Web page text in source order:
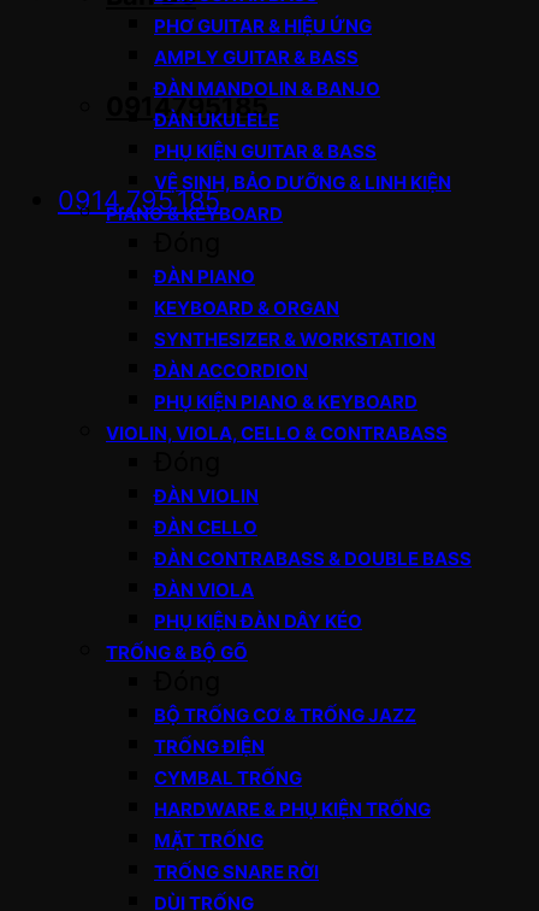
0914795185
0914.795.185
PHƠ GUITAR & HIỆU ỨNG
AMPLY GUITAR & BASS
ĐÀN MANDOLIN & BANJO
ĐÀN UKULELE
PHỤ KIỆN GUITAR & BASS
VỆ SINH, BẢO DƯỠNG & LINH KIỆN
PIANO & KEYBOARD
ĐÀN PIANO
KEYBOARD & ORGAN
SYNTHESIZER & WORKSTATION
ĐÀN ACCORDION
PHỤ KIỆN PIANO & KEYBOARD
VIOLIN, VIOLA, CELLO & CONTRABASS
ĐÀN VIOLIN
ĐÀN CELLO
ĐÀN CONTRABASS & DOUBLE BASS
ĐÀN VIOLA
PHỤ KIỆN ĐÀN DÂY KÉO
TRỐNG & BỘ GÕ
BỘ TRỐNG CƠ & TRỐNG JAZZ
TRỐNG ĐIỆN
CYMBAL TRỐNG
HARDWARE & PHỤ KIỆN TRỐNG
MẶT TRỐNG
TRỐNG SNARE RỜI
DÙI TRỐNG